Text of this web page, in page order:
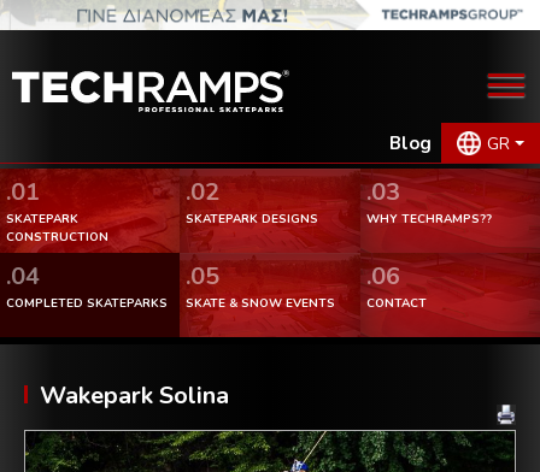
Blog GR
.01
SKATEPARK
CONSTRUCTION
.02
SKATEPARK DESIGNS
.03
WHY TECHRAMPS??
.04
COMPLETED SKATEPARKS
.05
SKATE & SNOW EVENTS
.06
CONTACT
Wakepark Solina